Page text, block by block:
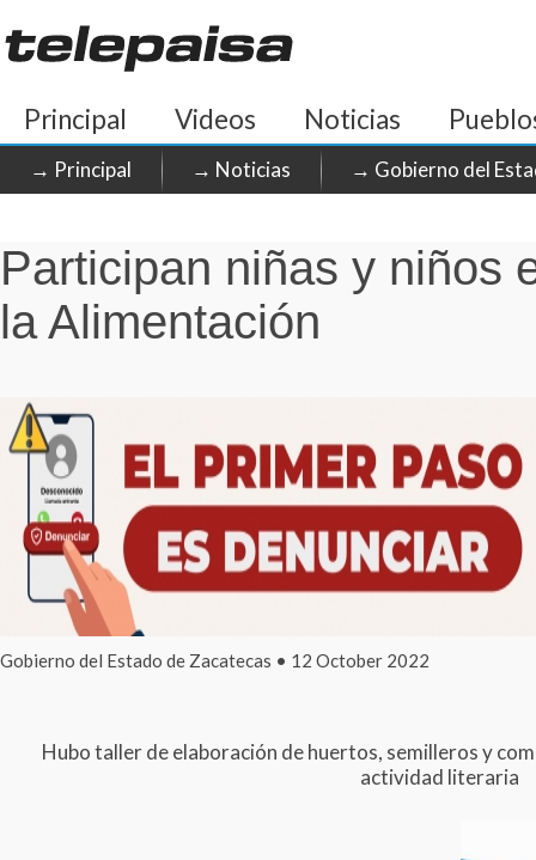
Principal Videos Noticias
→ Principal → Noticias → Gobierno del
Participan niñas y niños
la Alimentación
Gobierno del Estado de Zacatecas • 12 October 2022
Hubo taller de elaboración de huertos, semilleros y
actividad literaria